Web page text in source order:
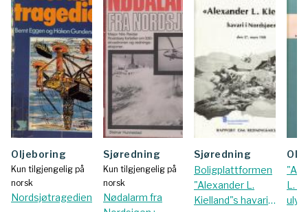
Oljeboring
Kun tilgjengelig på
norsk
Nordsjøtragedien
sjøredning
Kun tilgjengelig på
norsk
Nødalarm fra
Sjøredning
Boligplattformen
"Alexander L.
Kielland"s havari i
L.